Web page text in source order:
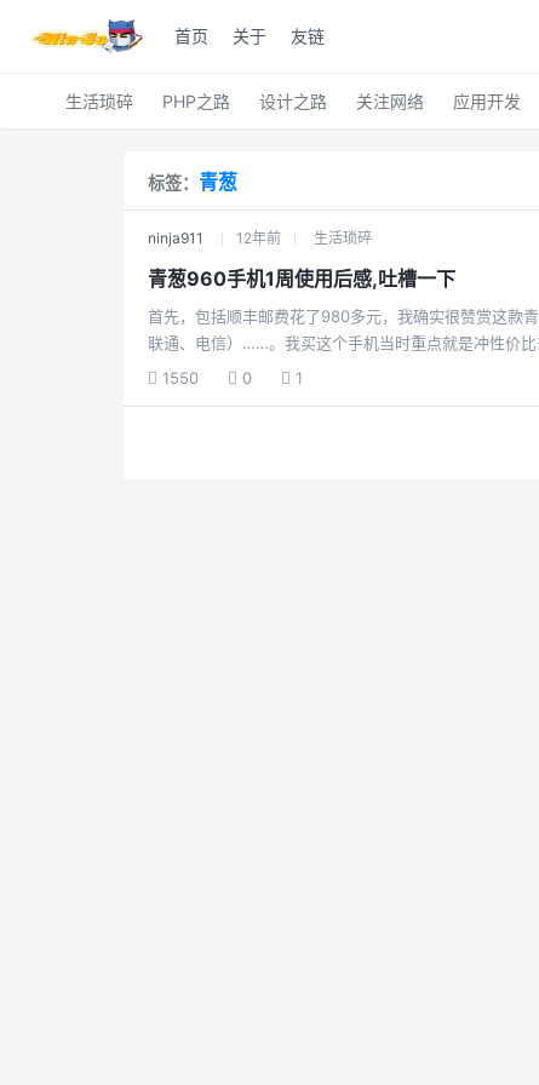
首页 关于 友链
生活琐碎 PHP之路 设计之路 关注网络 应用开发
标签： 青葱
ninja911 12年前 生活琐碎
青葱960手机1周使用后感,吐槽一下
首先，包括顺丰邮费花了980多元，我确实很赞赏这款
联通、电信）……。我买这个手机当时重点就是冲性价比去的。 具体硬件参数请看
http://mobile.139shop.com/zb/goods/31094.htm 紧接到，我要开始吐槽了！提示：如有雷同，纯属必然，一个妈生的，你懂的！
1550 0 1